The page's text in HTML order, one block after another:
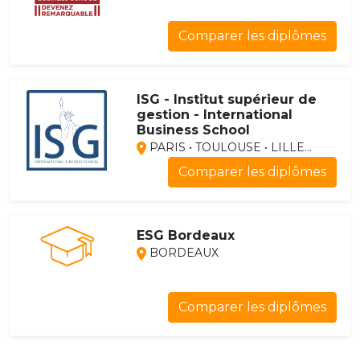
Comparer les diplômes
ISG - Institut supérieur de
gestion - International
Business School
PARIS • TOULOUSE • LILLE...
Comparer les diplômes
ESG Bordeaux
BORDEAUX
Comparer les diplômes